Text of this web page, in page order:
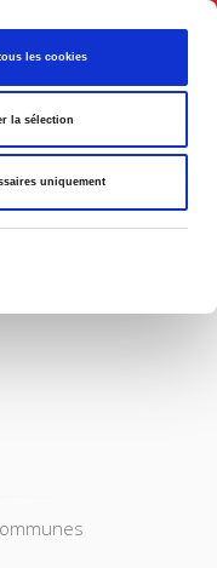
les cookies
la sélection
uniquement